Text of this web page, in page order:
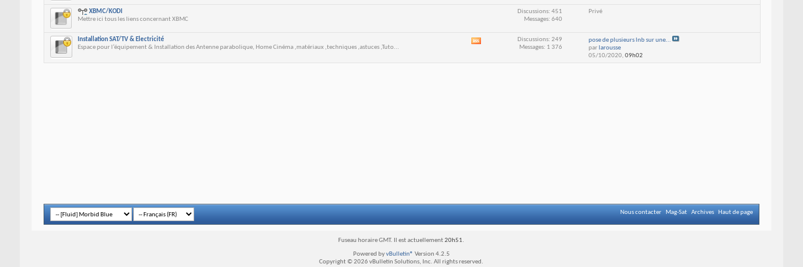
XBMC/KODI
Mettre ici tous les liens concernant XBMC
Discussions: 451
Messages: 640
Privé
Installation SAT/TV & Electricité
Espace pour l’équipement & Installation des Antenne parabolique, Home Cinéma ,matériaux ,techniques ,astuces ,Tuto...
Discussions: 249
Messages: 1 376
pose de plusieurs lnb sur une...
par larousse
05/10/2020, 09h02
Nous contacter Mag-Sat Archives Haut de page
Fuseau horaire GMT. Il est actuellement20h51.
Powered byvBulletin® Version 4.2.5
Copyright © 2026 vBulletin Solutions, Inc. All rights reserved.